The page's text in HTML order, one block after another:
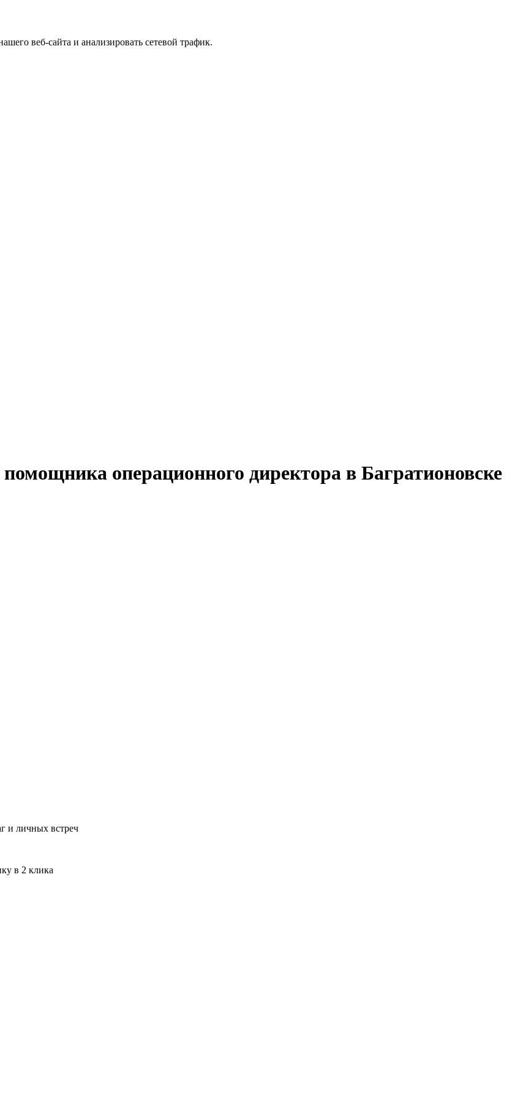
веб-сайта и анализировать сетевой трафик.
операционного директора в Багратионовске
и личных встреч
в 2 клика